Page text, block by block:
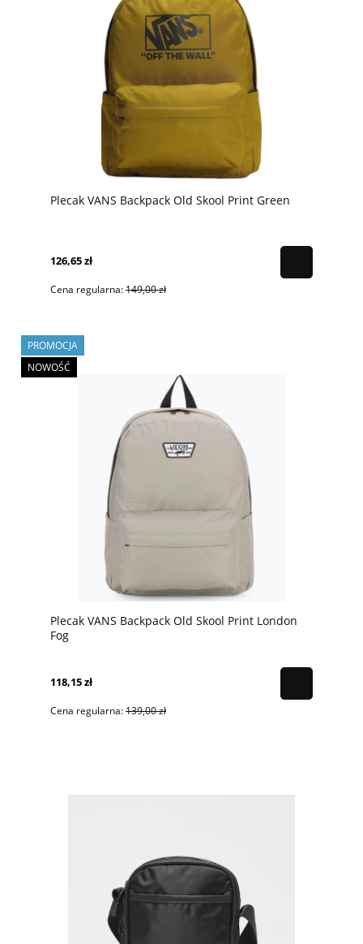
Plecak VANS Backpack Old Skool Print Green
126,65 zł
Cena regularna:149,00 zł
Plecak VANS Backpack Old Skool Print London
Fog
118,15 zł
Cena regularna:139,00 zł
PROMOCJA
NOWOŚĆ